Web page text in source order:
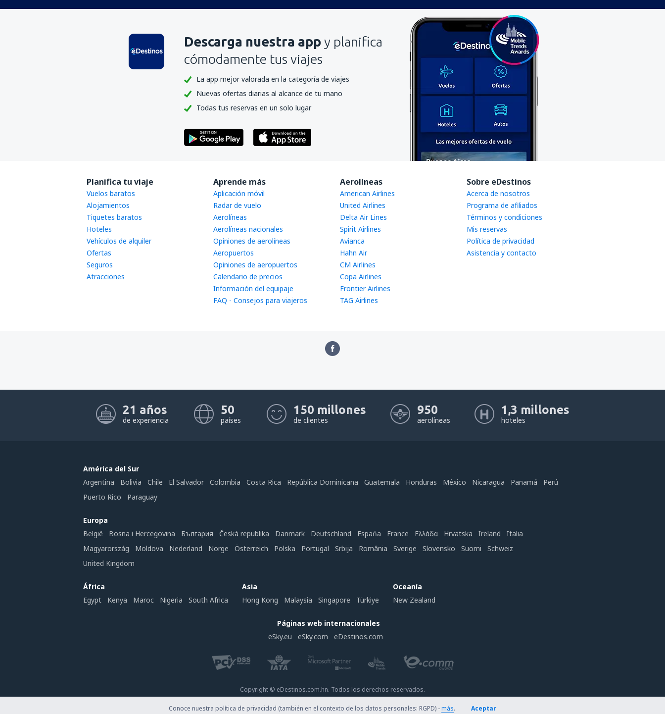
Descarga nuestra app y planifica
cómodamente tus viajes
La app mejor valorada en la categoría de viajes
Nuevas ofertas diarias al alcance de tu mano
Todas tus reservas en un solo lugar
Planifica tu viaje
Vuelos baratos
Alojamientos
Tiquetes baratos
Hoteles
Vehículos de alquiler
Ofertas
Seguros
Atracciones
Aprende más
Aplicación móvil
Radar de vuelo
Aerolíneas
Aerolíneas nacionales
Opiniones de aerolíneas
Aeropuertos
Opiniones de aeropuertos
Calendario de precios
Información del equipaje
FAQ - Consejos para viajeros
Aerolíneas
American Airlines
United Airlines
Delta Air Lines
Spirit Airlines
Avianca
Hahn Air
CM Airlines
Copa Airlines
Frontier Airlines
TAG Airlines
Sobre eDestinos
Acerca de nosotros
Programa de afiliados
Términos y condiciones
Mis reservas
Política de privacidad
Asistencia y contacto
21 años
de experiencia
50
países
150 millones
de clientes
950
aerolíneas
1,3 millones
hoteles
América del Sur
Argentina
Bolivia Chile El Salvador Colombia Costa Rica República Dominicana Guatemala Honduras México Nicaragua Panamá
Perú
Puerto Rico
Paraguay
Europa
België
Bosna i Hercegovina България Česká republika Danmark Deutschland Espańa France Ελλάδα Hrvatska Ireland
Italia
Magyarország
Moldova Nederland Norge Österreich Polska Portugal Srbija România Sverige Slovensko Suomi
Schweiz
United Kingdom
África
Egypt
Kenya Maroc Nigeria South Africa
Asia
Hong Kong
Malaysia Singapore Türkiye
Oceanía
New Zealand
Páginas web internacionales
eSky.eu
eSky.com eDestinos.com
Copyright © eDestinos.com.hn. Todos los derechos reservados.
Conoce nuestra política de privacidad (también en el contexto de los datos personales: RGPD) -más. Aceptar